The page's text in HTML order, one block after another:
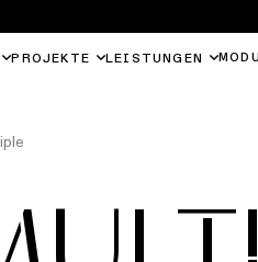
PROJEKTE LEISTUNGEN